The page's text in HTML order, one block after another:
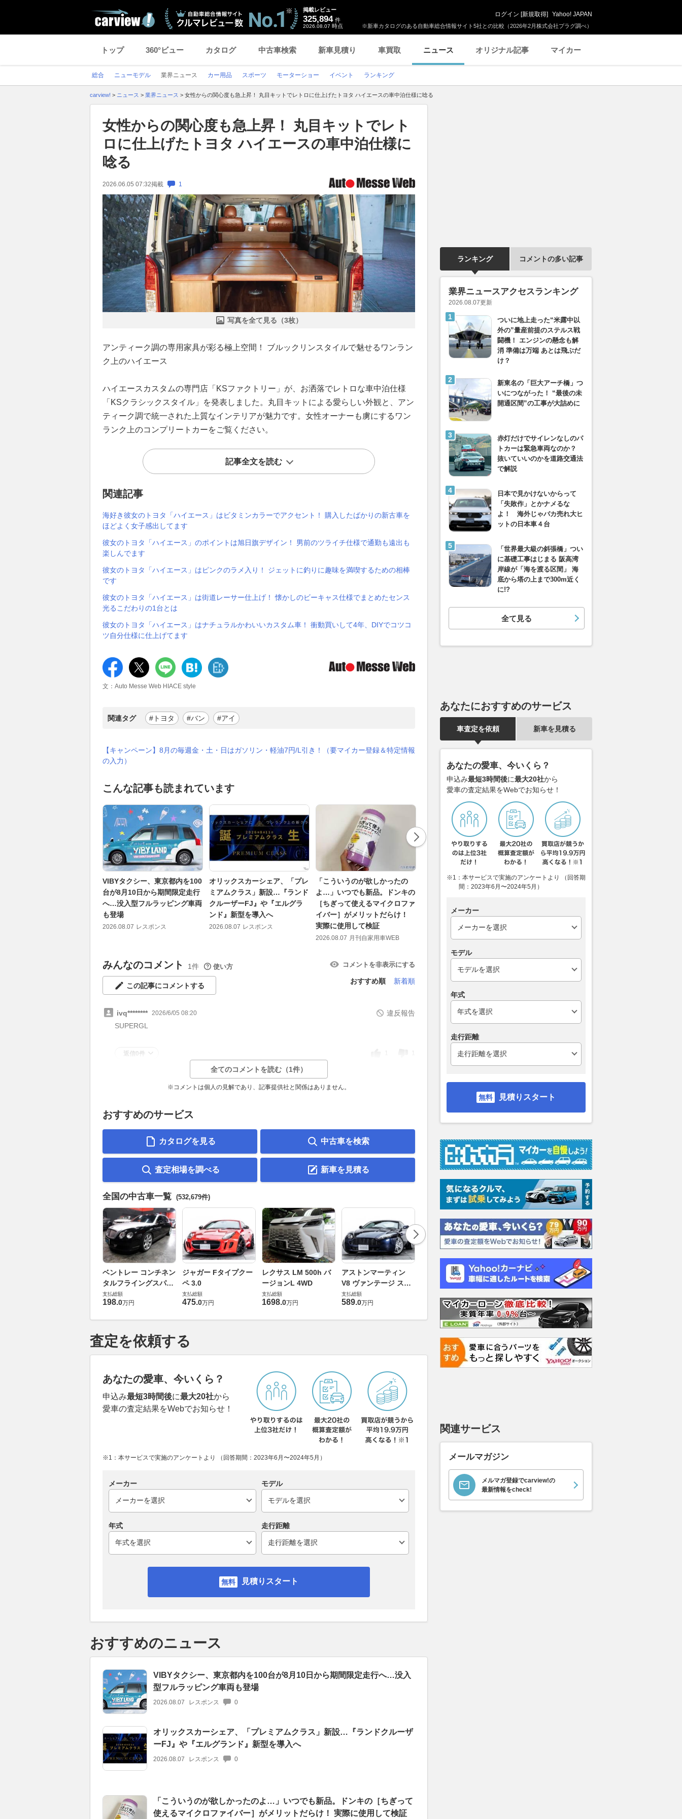
※新車カタログのある自動車総合情報サイト5社との比較（2026年2月株式会社プラグ調べ）
掲載レビュー
325,894 件
2026.08.07 時点
ログイン [新規取得] Yahoo! JAPAN
トップ 360°ビュー カタログ 中古車検索 新車見積り 車買取 ニュース オリジナル記事 マイカー
総合 ニューモデル 業界ニュース カー用品 スポーツ モーターショー イベント ランキング
carview! > ニュース > 業界ニュース > 女性からの関心度も急上昇！ 丸目キットでレトロに仕上げたトヨタ ハイエースの車中泊仕様に唸る
女性からの関心度も急上昇！ 丸目キットでレト
ロに仕上げたトヨタ ハイエースの車中泊仕様に
唸る
2026.06.05 07:32掲載 1
写真を全て見る（3枚）
アンティーク調の専用家具が彩る極上空間！ ブルックリンスタイルで魅せるワンラン
ク上のハイエース
ハイエースカスタムの専門店「KSファクトリー」が、お洒落でレトロな車中泊仕様
「KSクラシックスタイル」を発表しました。丸目キットによる愛らしい外観と、アン
ティーク調で統一された上質なインテリアが魅力です。女性オーナーも虜にするワン
ランク上のコンプリートカーをご覧ください。
記事全文を読む
関連記事
海好き彼女のトヨタ「ハイエース」はビタミンカラーでアクセント！ 購入したばかりの新古車を
ほどよく女子感出してます
彼女のトヨタ「ハイエース」のポイントは旭日旗デザイン！ 男前のツライチ仕様で通勤も遠出も
楽しんでます
彼女のトヨタ「ハイエース」はピンクのラメ入り！ ジェットに釣りに趣味を満喫するための相棒
です
彼女のトヨタ「ハイエース」は街道レーサー仕上げ！ 懐かしのビーキャス仕様でまとめたセンス
光るこだわりの1台とは
彼女のトヨタ「ハイエース」はナチュラルかわいいカスタム車！ 衝動買いして4年、DIYでコツコ
ツ自分仕様に仕上げてます
文：Auto Messe Web HIACE style
関連タグ #トヨタ #バン #アイ
【キャンペーン】8月の毎週金・土・日はガソリン・軽油7円/L引き！（要マイカー登録＆特定情報
の入力）
こんな記事も読まれています
VIBYタクシー、東京都内を100
台が8月10日から期間限定走行
へ…没入型フルラッピング車両
も登場
2026.08.07 レスポンス
オリックスカーシェア、「プレ
ミアムクラス」新設…『ランド
クルーザーFJ』や『エルグラ
ンド』新型を導入へ
2026.08.07 レスポンス
「こういうのが欲しかったの
よ…」いつでも新品。ドンキの
［ちぎって使えるマイクロファ
イバー］がメリットだらけ！
実際に使用して検証
2026.08.07 月刊自家用車WEB
水陸両用バス「山中湖のカ
バ」、夏休み限定「夕涼み便」
2026.08.07 レスポンス
砂地や泥濘地や雪でクルマのタ
イヤが空転して動かない！ 自
プロへと依頼」が最善策なワケ
WEB CARTOP
みんなのコメント 1件 使い方 コメントを非表示にする
この記事にコメントする
おすすめ順 新着順
ivq******** 2026/6/05 08:20
違反報告
SUPERGL
返信0件
全てのコメントを読む（1件）
※コメントは個人の見解であり、記事提供社と関係はありません。
おすすめのサービス
カタログを見る 中古車を検索
査定相場を調べる 新車を見積る
全国の中古車一覧 (532,679件)
ベントレー コンチネン
タルフライングスパー
6.0 4WD
支払総額
198.0万円
ジャガー Fタイプクー
ペ 3.0
支払総額
475.0万円
レクサス LM 500h バ
ージョンL 4WD
支払総額
1698.0万円
アストンマーティン
V8 ヴァンテージ スポ
ーツシフト
支払総額
589.0万円
ロータス エヴォーラ
エヴォーラ
支払総額
0万円
ホンダ NSX 3.0
支払総額
898.0万円
ロールスロイス ゴース
ト ロールスロイス ゴ
ースト(第1世代 / RR4)
支払総額
905
査定を依頼する
あなたの愛車、今いくら？
申込み最短3時間後に最大20社から
愛車の査定結果をWebでお知らせ！
※1：本サービスで実施のアンケートより （回答期間：2023年6月〜2024年5月）
メーカー モデル
年式 走行距離
見積りスタート
おすすめのニュース
VIBYタクシー、東京都内を100台が8月10日から期間限定走行へ…没入
型フルラッピング車両も登場
2026.08.07 レスポンス 0
オリックスカーシェア、「プレミアムクラス」新設…『ランドクルーザ
ーFJ』や『エルグランド』新型を導入へ
2026.08.07 レスポンス 0
「こういうのが欲しかったのよ…」いつでも新品。ドンキの［ちぎって
使えるマイクロファイバー］がメリットだらけ！ 実際に使用して検証
ランキング コメントの多い記事
業界ニュースアクセスランキング
2026.08.07更新
ついに地上走った“米露中以
外の”量産前提のステルス戦
闘機！ エンジンの懸念も解
消 準備は万端 あとは飛ぶだ
け？
新東名の「巨大アーチ橋」つ
いにつながった！ “最後の未
開通区間”の工事が大詰めに
赤灯だけでサイレンなしのパ
トカーは緊急車両なのか？
抜いていいのかを道路交通法
で解説
日本で見かけないからって
「失敗作」とかナメるな
よ！ 海外じゃバカ売れ大ヒ
ットの日本車４台
「世界最大級の斜張橋」つい
に基礎工事はじまる 阪高湾
岸線が「海を渡る区間」 海
底から塔の上まで300m近く
に!?
全て見る
あなたにおすすめのサービス
車査定を依頼 新車を見積る
あなたの愛車、今いくら？
申込み最短3時間後に最大20社から
愛車の査定結果をWebでお知らせ！
※1：本サービスで実施のアンケートより （回答期
間：2023年6月〜2024年5月）
メーカー
モデル
年式
走行距離
見積りスタート
関連サービス
メールマガジン
メルマガ登録でcarview!の
最新情報をcheck!